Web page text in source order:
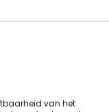
van het